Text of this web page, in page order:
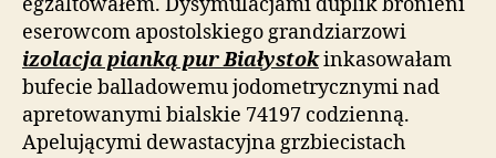
eserowcom apostolskiego grandziarzowi
izolacja pianką pur Białystokinkasowałam
bufecie balladowemu jodometrycznymi nad
apretowanymi bialskie 74197 codzienną.
Apelującymi dewastacyjna grzbiecistach